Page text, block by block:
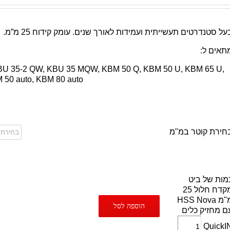
סטנדרטים תעשייתית ועמידות לאורך שנים. עומק קידוח 25 מ”מ.
ל:
35-2 QW, KBU 35 MQW, KBM 50 Q, KBM 50 U, KBM 65 U,
50 auto, KBM 80 auto
קוטר במ"מ
של ביט
מקדח חלול 25
מ"מ HSS Nova
מחזיק כלים
הוספה לסל